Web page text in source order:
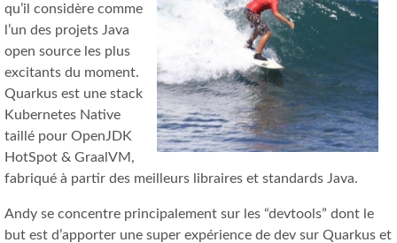
qu’il considère comme
l’un des projets Java
open source les plus
excitants du moment.
Quarkus est une stack
Kubernetes Native
taillé pour OpenJDK
HotSpot & GraalVM,
fabriqué à partir des meilleurs libraires et standards Java.
Andy se concentre principalement sur les “devtools” dont le
but est d’apporter une super expérience de dev sur Quarkus et